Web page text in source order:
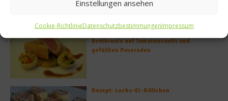
Einstellungen ansehen
Cookie-RichtlinieDatenschutzbestimmungenImpressum
Rezept: Deichlammrücken in der
Brotkruste auf Tomatenconfit und
gefüllten Poveraden
Rezept: Lachs-Ei-Röllchen